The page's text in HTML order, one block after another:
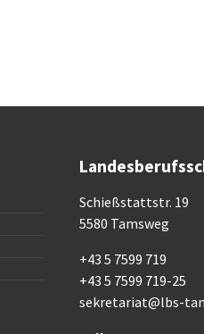
Schießstattstr. 19
5580 Tamsweg
+43 5 7599 719
+43 5 7599 719-25
sekretariat@lbs-